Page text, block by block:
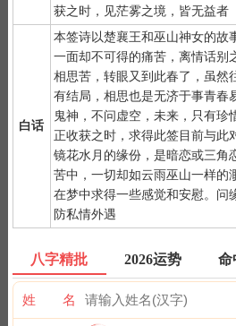
获之时，见茫雾之境，皆无益者
白话
本签诗以楚襄王和巫山神女的故
一面却不可得的痛苦，离情话别
相思苦，转眼又到此春了，虽然
有结局，相思也是无济于事青春
鬼神，不问虚空，未来，只有珍
正收获之时，求得此签目前与此
镜花水月的缘份，是暗恋或三角
苦中，一切却如云雨巫山一样的
在梦中求得一些感觉和安慰。问
防私情外遇
八字精批 2026运势 命
姓 名
情；最后点上面的签筒开始抽签！心诚
很高。
抽签的时间：中午十二点左右和晚
一点是阴阳相接之时，最适宜抽签，
和打雷下大雨时不要抽签，因为此时信
紫微详批
八字终身运 河洛一生婚禄